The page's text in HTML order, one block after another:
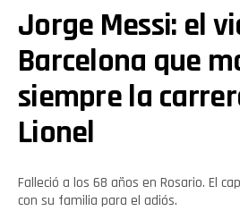
Jorge Messi: el
Barcelona que
siempre la
Lionel
Falleció a los 68 años en Rosario. El
con su familia para el adiós.